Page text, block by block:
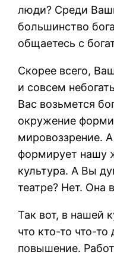
люди? Среди
большинство
общаетесь с
Скорее всего,
и совсем
Вас возьмется
окружение
мировоззрение.
формирует нашу
культура. А Вы
театре? Нет. Она
Так вот, в нашей
что кто-то что-
повышение.